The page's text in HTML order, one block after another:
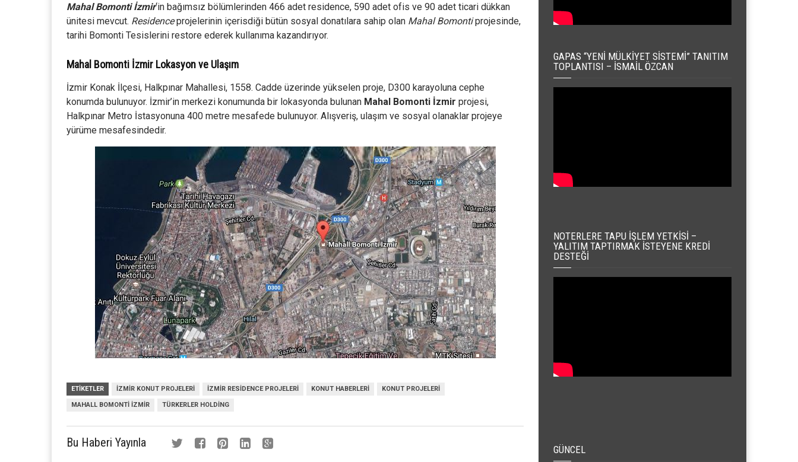
Mahal Bomonti İzmir‘in bağımsız bölümlerinden 466 adet residence, 590 adet ofis ve 90 adet ticari dükkan
ünitesi mevcut. Residenceprojelerinin içerisdiği bütün sosyal donatılara sahip olan Mahal Bomontiprojesinde,
tarihi Bomonti Tesislerini restore ederek kullanıma kazandırıyor.
Mahal Bomonti İzmir Lokasyon ve Ulaşım
İzmir Konak İlçesi, Halkpınar Mahallesi, 1558. Cadde üzerinde yükselen proje, D300 karayoluna cephe
konumda bulunuyor. İzmir’in merkezi konumunda bir lokasyonda bulunan Mahal Bomonti İzmir projesi,
Halkpınar Metro İstasyonuna 400 metre mesafede bulunuyor. Alışveriş, ulaşım ve sosyal olanaklar projeye
yürüme mesafesindedir.
ETIKETLER IZMIR KONUT PROJELERI IZMIR RESIDENCE PROJELERI KONUT HABERLERI KONUT PROJELERI
MAHALL BOMONTI IZMIR TÜRKERLER HOLDING
Bu Haberi Yayınla
GAPAS “YENI MÜLKIYET SISTEMI” TANITIM
TOPLANTISI – İSMAIL ÖZCAN
NOTERLERE TAPU İŞLEM YETKISI –
YALITIM TAPTIRMAK İSTEYENE KREDI
DESTEĞI
GÜNCEL